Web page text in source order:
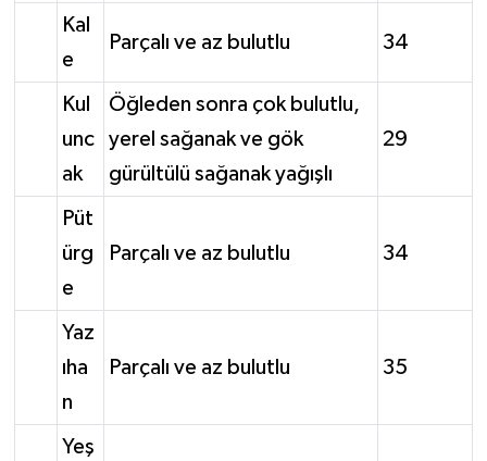
Kal
e
Parçalı ve az bulutlu 34
Kul
unc
ak
Öğleden sonra çok bulutlu,
yerel sağanak ve gök
gürültülü sağanak yağışlı
29
Püt
ürg
e
Parçalı ve az bulutlu 34
Yaz
ıha
n
Parçalı ve az bulutlu 35
Yeş